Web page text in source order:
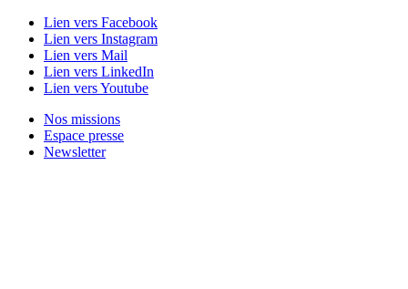
Lien vers Facebook
Lien vers Instagram
Lien vers Mail
Lien vers LinkedIn
Lien vers Youtube
Nos missions
Espace presse
Newsletter